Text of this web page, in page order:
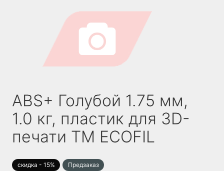
ABS+ Голубой 1.75 мм,
1.0 кг, пластик для 3D-
печати TM ECOFIL
скидка - 15% Предзаказ